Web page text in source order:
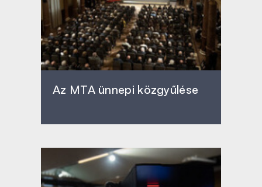
Az MTA ünnepi közgyűlése